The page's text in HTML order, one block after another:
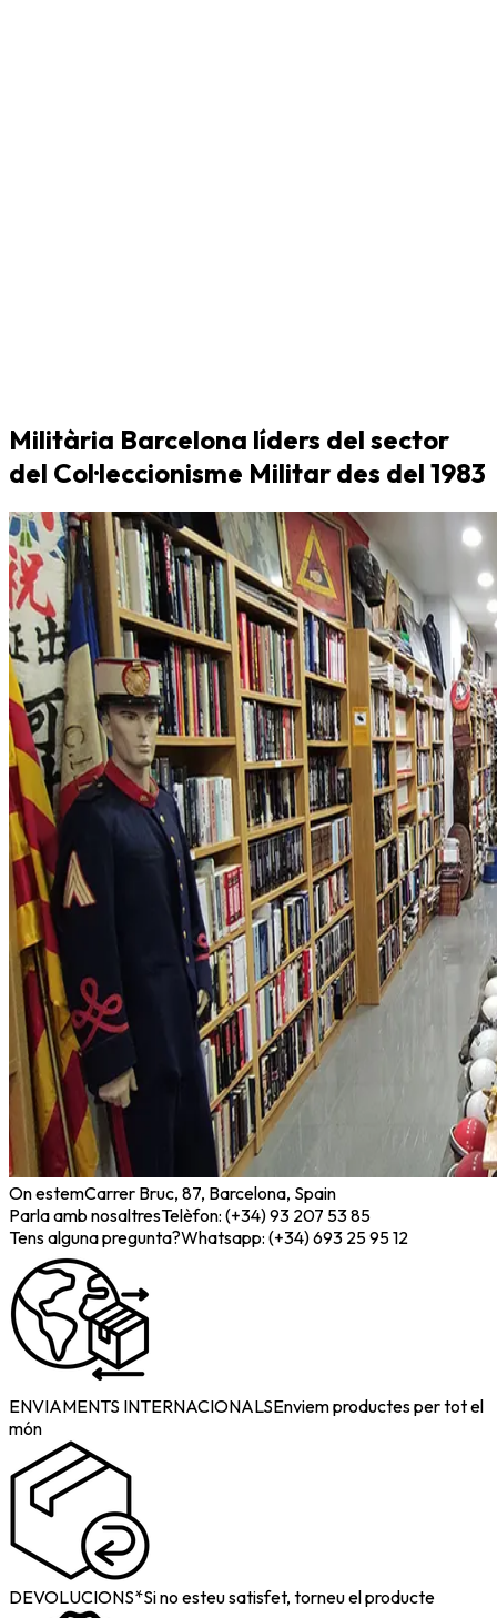
Militària Barcelona líders del sector
del Col·leccionisme Militar des del 1983
On estemCarrer Bruc, 87, Barcelona, Spain
Parla amb nosaltresTelèfon: (+34) 93 207 53 85
Tens alguna pregunta?Whatsapp: (+34) 693 25 95 12
ENVIAMENTS INTERNACIONALSEnviem productes per tot el
món
DEVOLUCIONS*Si no esteu satisfet, torneu el producte